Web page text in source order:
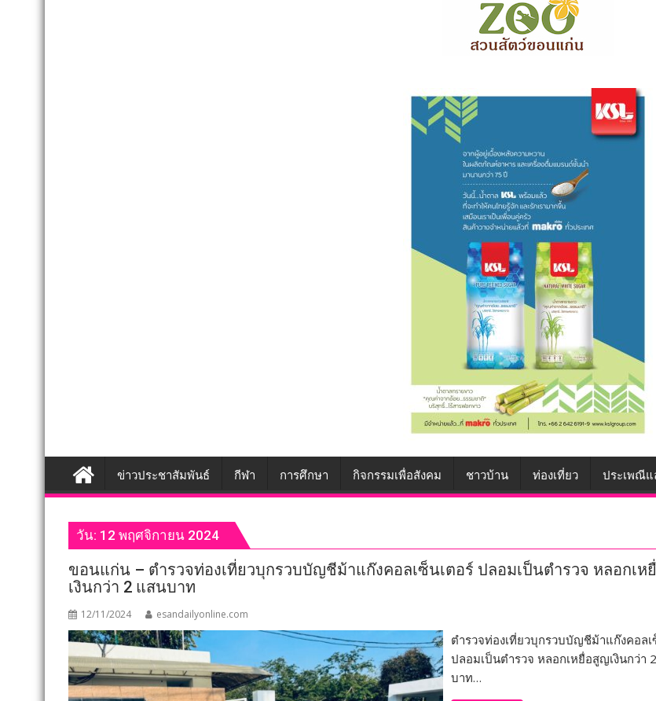
ข่าวประชาสัมพันธ์ กีฬา การศึกษา กิจกรรมเพื่อสังคม ชาวบ้าน ท่องเที่ยว ประเพณี
วัน: 12 พฤศจิกายน 2024
ขอนแก่น – ตำรวจท่องเที่ยวบุกรวบบัญชีม้าแก๊งคอลเซ็นเตอร์ ปลอมเป็นตำรวจ หลอกเห
เงินกว่า 2 แสนบาท
12/11/2024 esandailyonline.com
ตำรวจท่องเที่ยวบุกรวบบัญชีม้าแก๊งคอลเ
ปลอมเป็นตำรวจ หลอกเหยื่อสูญเงินกว่า
บาท…